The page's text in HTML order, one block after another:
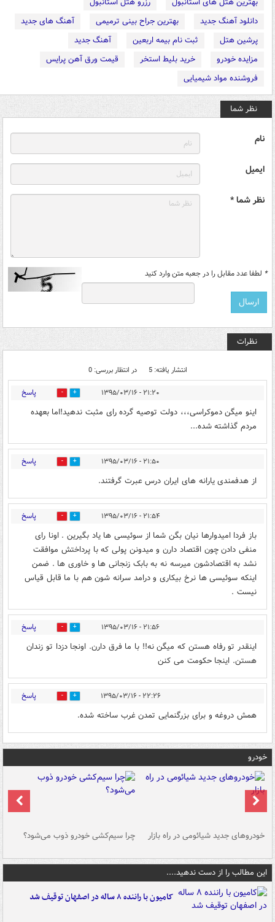
دانلود آهنگ جدید
بهترین جراح بینی ترمیمی
آهنگ های جدید
پرشین هتل
ثبت نام بیمه اربعین
آهنگ جدید
مزایده خودرو
خرید بلیط استخر
قیمت ورق آهن پرایس
فروشنده مواد شیمیایی
نظر شما
نام
ایمیل
نظر شما *
* لطفا عدد مقابل را در جعبه متن وارد کنید
نظرات
انتشار یافته: 5 در انتظار بررسی: 0
۲۱:۲۰ - ۱۳۹۵/۰۳/۱۶ 0 پاسخ
اینو میگن دموکراسی،،، دولت توصیه گرده رای مثبت ندهید!اما بعهده
مردم گذاشته شده...
۲۱:۵۰ - ۱۳۹۵/۰۳/۱۶ 0 پاسخ
از هدفمندی یارانه های ایران درس عبرت گرفتند.
۲۱:۵۴ - ۱۳۹۵/۰۳/۱۶ 0 پاسخ
باز فردا امیدوارها نیان بگن شما از سوئیسی ها یاد بگیرین . اونا رای
منفی دادن چون اقتصاد دارن و میدونن پولی که با پرداختش موافقت
نشد به اقتصادشون میرسه نه به بابک زنجانی ها و خاوری ها . ضمن
اینکه سوئیسی ها نرخ بیکاری و درامد سرانه شون هم با ما قابل قیاس
نیست .
۲۱:۵۶ - ۱۳۹۵/۰۳/۱۶ 0 پاسخ
اینقدر تو رفاه هستن که میگن نه!! با ما فرق دارن. اونجا دزدا تو زندان
هستن. اینجا حکومت می کنن
۲۲:۲۶ - ۱۳۹۵/۰۳/۱۶ 0 پاسخ
همش دروغه و برای بزرگنمایی تمدن غرب ساخته شده.
خودرو
خودروهای جدید شیائومی در راه بازار چرا سیم‌کشی خودرو ذوب می‌شود؟
این مطالب را از دست ندهید....
کامیون با راننده ۸ ساله در اصفهان توقیف شد